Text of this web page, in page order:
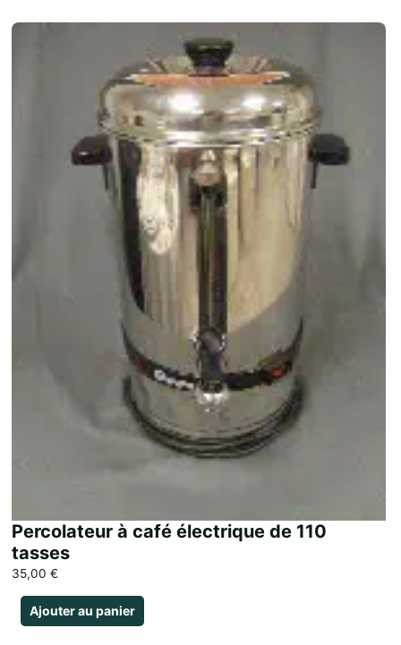
Percolateur à café électrique de 110
tasses
35,00 €
Ajouter au panier